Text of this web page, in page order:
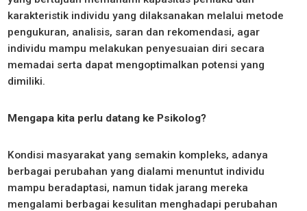
karakteristik individu yang dilaksanakan melalui metode
pengukuran, analisis, saran dan rekomendasi, agar
individu mampu melakukan penyesuaian diri secara
memadai serta dapat mengoptimalkan potensi yang
dimiliki.
Mengapa kita perlu datang ke Psikolog?
Kondisi masyarakat yang semakin kompleks, adanya
berbagai perubahan yang dialami menuntut individu
mampu beradaptasi, namun tidak jarang mereka
mengalami berbagai kesulitan menghadapi perubahan